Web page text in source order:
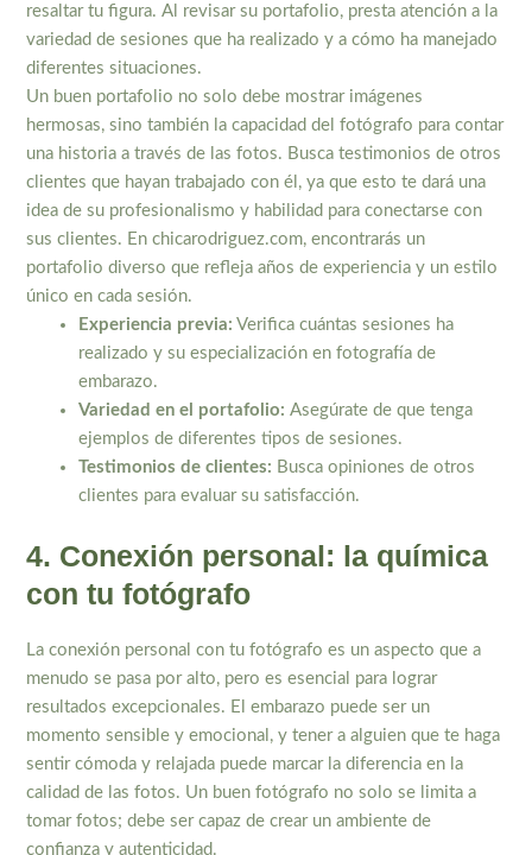
resaltar tu figura. Al revisar su portafolio, presta atención a la
variedad de sesiones que ha realizado y a cómo ha manejado
diferentes situaciones.
Un buen portafolio no solo debe mostrar imágenes
hermosas, sino también la capacidad del fotógrafo para contar
una historia a través de las fotos. Busca testimonios de otros
clientes que hayan trabajado con él, ya que esto te dará una
idea de su profesionalismo y habilidad para conectarse con
sus clientes. En chicarodriguez.com, encontrarás un
portafolio diverso que refleja años de experiencia y un estilo
único en cada sesión.
Experiencia previa: Verifica cuántas sesiones ha
realizado y su especialización en fotografía de
embarazo.
Variedad en el portafolio: Asegúrate de que tenga
ejemplos de diferentes tipos de sesiones.
Testimonios de clientes: Busca opiniones de otros
clientes para evaluar su satisfacción.
4. Conexión personal: la química
con tu fotógrafo
La conexión personal con tu fotógrafo es un aspecto que a
menudo se pasa por alto, pero es esencial para lograr
resultados excepcionales. El embarazo puede ser un
momento sensible y emocional, y tener a alguien que te haga
sentir cómoda y relajada puede marcar la diferencia en la
calidad de las fotos. Un buen fotógrafo no solo se limita a
tomar fotos; debe ser capaz de crear un ambiente de
confianza y autenticidad.